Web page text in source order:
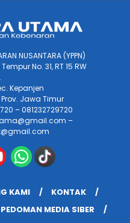
NUSANTARA (YPPN)
No. 31, RT 15 RW
Kepanjen
Jawa Timur
– 081232729720
–
KAMI
KONTAK
PEDOMAN MEDIA SIBER